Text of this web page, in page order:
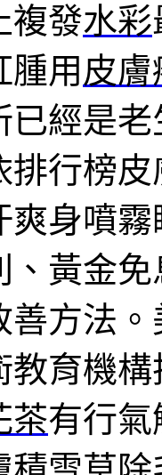
複發水彩
腫用 皮
已經是老
排行榜
爽身噴
、黃金
善方法
教育機
茶有行